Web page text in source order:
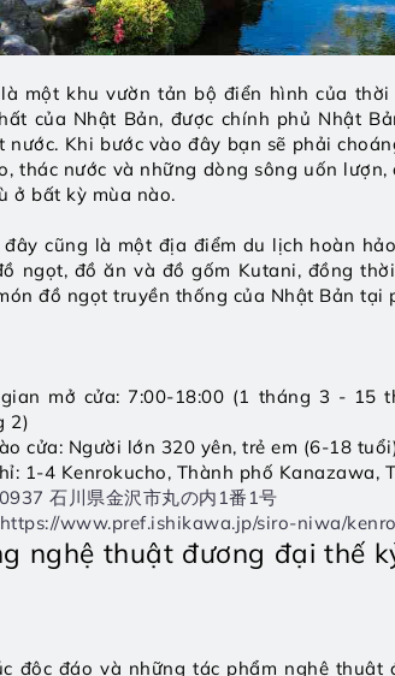
là một khu vườn tản bộ điển hình của
của Nhật Bản, được chính phủ Nhật
nước. Khi bước vào đây bạn sẽ phải
thác nước và những dòng sông uốn
ở bất kỳ mùa nào.
đây cũng là một địa điểm du lịch hoàn
ngọt, đồ ăn và đồ gốm Kutani, đồng
đồ ngọt truyền thống của Nhật Bản tại
mở cửa: 7:00-18:00 (1 tháng 3 - 15
2)
cửa: Người lớn 320 yên, trẻ em (6-18
1-4 Kenrokucho, Thành phố Kanazawa,
0937 石川県金沢市丸の内1番1号
https://www.pref.ishikawa.jp/siro-niwa/
nghệ thuật đương đại thế
độc đáo và những tác phẩm nghệ